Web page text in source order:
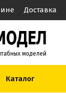
Доставка
моделей
Каталог